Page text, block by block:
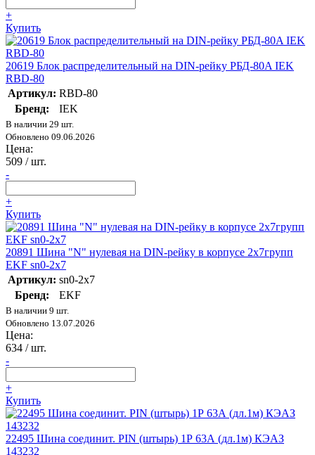
+
Купить
20619 Блок распределительный на DIN-рейку РБД-80A IEK
RBD-80
Артикул: RBD-80
Бренд:
IEK
В наличии 29 шт.
Обновлено 09.06.2026
Цена:
509 / шт.
-
+
Купить
20891 Шина "N" нулевая на DIN-рейку в корпусе 2х7групп
EKF sn0-2х7
Артикул: sn0-2x7
Бренд:
EKF
В наличии 9 шт.
Обновлено 13.07.2026
Цена:
634 / шт.
-
+
Купить
22495 Шина соединит. PIN (штырь) 1Р 63А (дл.1м) КЭАЗ
143232